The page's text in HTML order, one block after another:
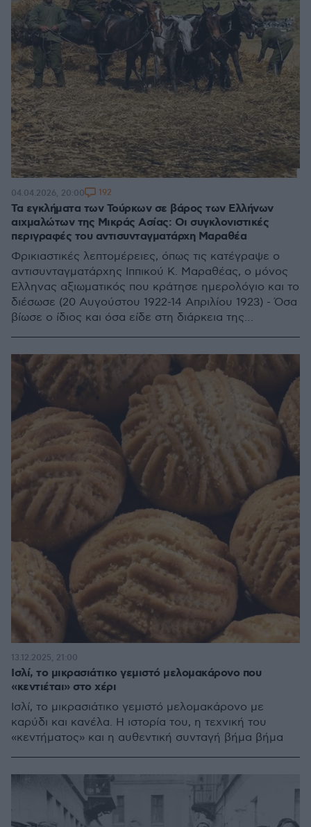
Τα εγκλήματα των Τούρκων σε βάρος των Ελλήνων
αιχμαλώτων της Μικράς Ασίας: Οι συγκλονιστικές
περιγραφές του αντισυνταγματάρχη Μαραθέα
Φρικιαστικές λεπτομέρειες, όπως τις κατέγραψε ο
αντισυνταγματάρχης Ιππικού Κ. Μαραθέας, ο μόνος
Έλληνας αξιωματικός που κράτησε ημερολόγιο και το
διέσωσε (20 Αυγούστου 1922-14 Απριλίου 1923) - Όσα
βίωσε ο ίδιος και όσα είδε στη διάρκεια της
04.04.2026, 20:00 192
Ισλί, το μικρασιάτικο γεμιστό μελομακάρονο που
«κεντιέται» στο χέρι
Ισλί, το μικρασιάτικο γεμιστό μελομακάρονο με
καρύδι και κανέλα. Η ιστορία του, η τεχνική του
«κεντήματος» και η αυθεντική συνταγή βήμα βήμα
13.12.2025, 21:00